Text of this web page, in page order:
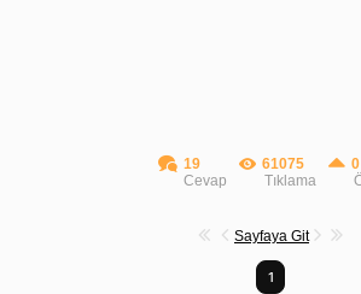
19
Cevap
61075
Tıklama
0
Sayfaya Git
1